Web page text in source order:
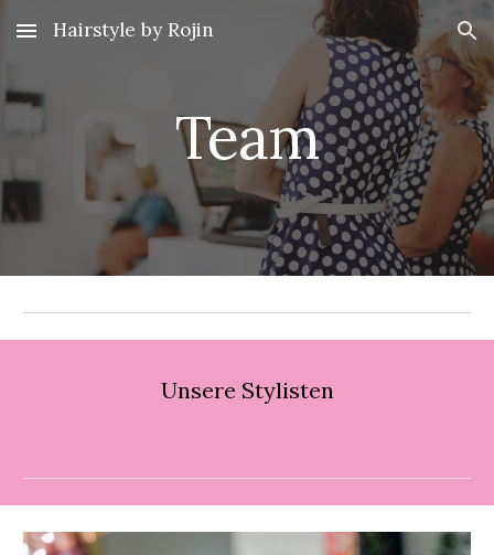
Skip to main content Skip to navigation
Hairstyle by Rojin
Team
Unsere Stylisten